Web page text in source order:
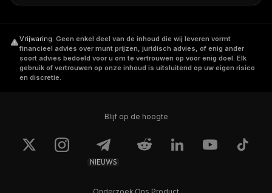
Vrijwaring. Geen enkel deel van de inhoud die wij leveren vormt
financieel advies over munt prijzen, juridisch advies, of enig ander
soort advies bedoeld voor u om te vertrouwen op voor enig doel. Elk
gebruik of vertrouwen op onze inhoud is uitsluitend op uw eigen risico
en discretie.
Blijf op de hoogte
NIEUWS